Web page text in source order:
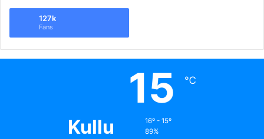
127k
Fans
Kullu
15 ℃
16º - 15º
89%